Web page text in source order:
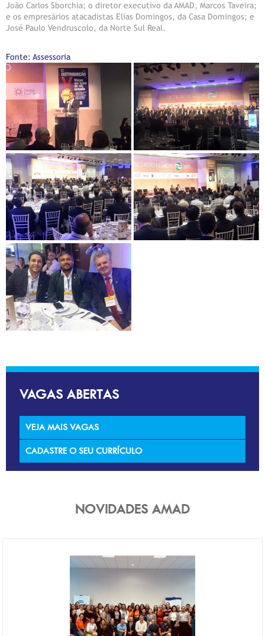
João Carlos Sborchia; o diretor executivo da AMAD, Marcos Taveira;
e os empresários atacadistas Elias Domingos, da Casa Domingos; e
José Paulo Vendruscolo, da Norte Sul Real.
Fonte: Assessoria
VAGAS ABERTAS
VEJA MAIS VAGAS
CADASTRE O SEU CURRÍCULO
NOVIDADES AMAD